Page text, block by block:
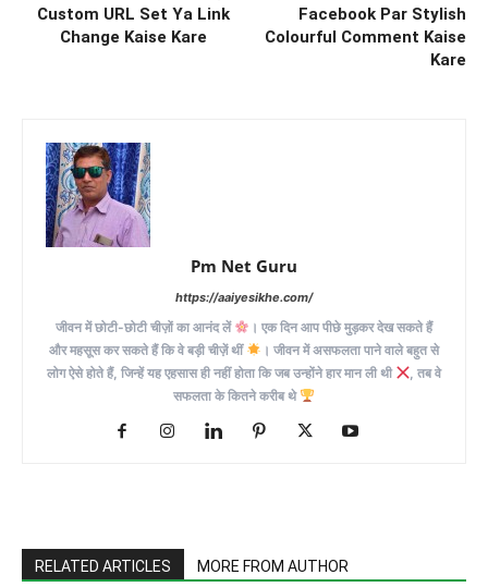
Custom URL Set Ya Link
Change Kaise Kare
Facebook Par Stylish
Colourful Comment Kaise
Kare
Pm Net Guru
https://aaiyesikhe.com/
जीवन में छोटी-छोटी चीज़ों का आनंद लें
। एक दिन आप पीछे मुड़कर देख सकते हैं
और महसूस कर सकते हैं कि वे बड़ी चीज़ें थीं
। जीवन में असफलता पाने वाले बहुत से
लोग ऐसे होते हैं, जिन्हें यह एहसास ही नहीं होता कि जब उन्होंने हार मान ली थी
, तब वे
सफलता के कितने करीब थे
RELATED ARTICLES MORE FROM AUTHOR